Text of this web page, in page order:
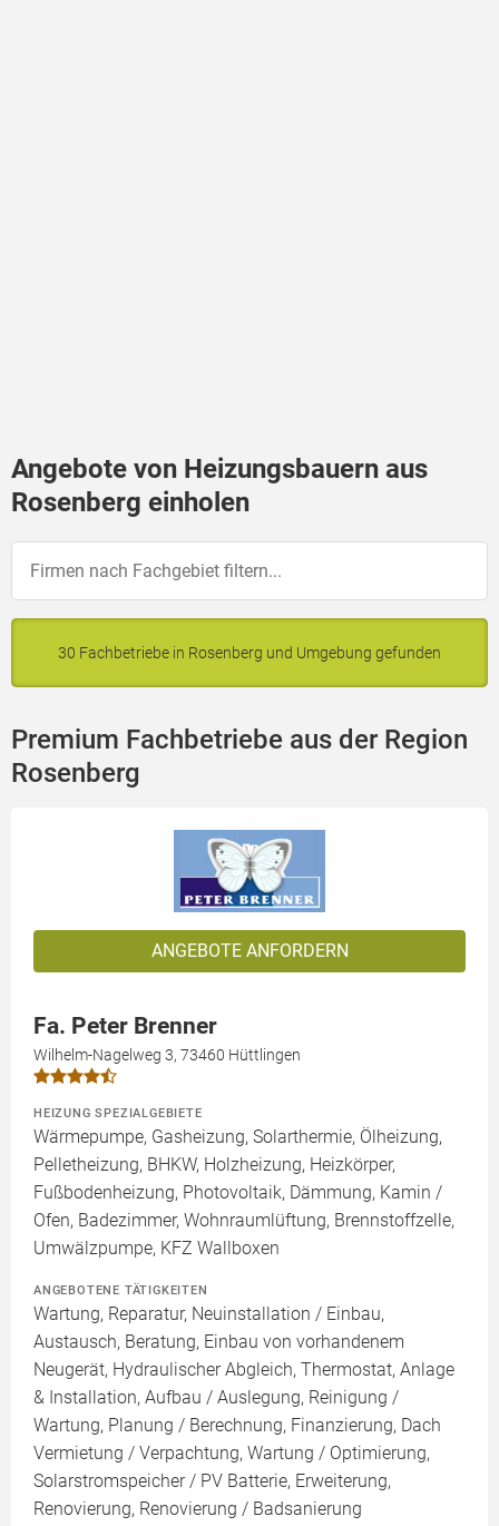
Angebote von Heizungsbauern aus
Rosenberg einholen
30 Fachbetriebe in Rosenberg und Umgebung gefunden
Premium Fachbetriebe aus der Region
Rosenberg
ANGEBOTE ANFORDERN
Fa. Peter Brenner
Wilhelm-Nagelweg 3, 73460 Hüttlingen
HEIZUNG SPEZIALGEBIETE
Wärmepumpe, Gasheizung, Solarthermie, Ölheizung,
Pelletheizung, BHKW, Holzheizung, Heizkörper,
Fußbodenheizung, Photovoltaik, Dämmung, Kamin /
Ofen, Badezimmer, Wohnraumlüftung, Brennstoffzelle,
Umwälzpumpe, KFZ Wallboxen
ANGEBOTENE TÄTIGKEITEN
Wartung, Reparatur, Neuinstallation / Einbau,
Austausch, Beratung, Einbau von vorhandenem
Neugerät, Hydraulischer Abgleich, Thermostat, Anlage
& Installation, Aufbau / Auslegung, Reinigung /
Wartung, Planung / Berechnung, Finanzierung, Dach
Vermietung / Verpachtung, Wartung / Optimierung,
Solarstromspeicher / PV Batterie, Erweiterung,
Renovierung, Renovierung / Badsanierung